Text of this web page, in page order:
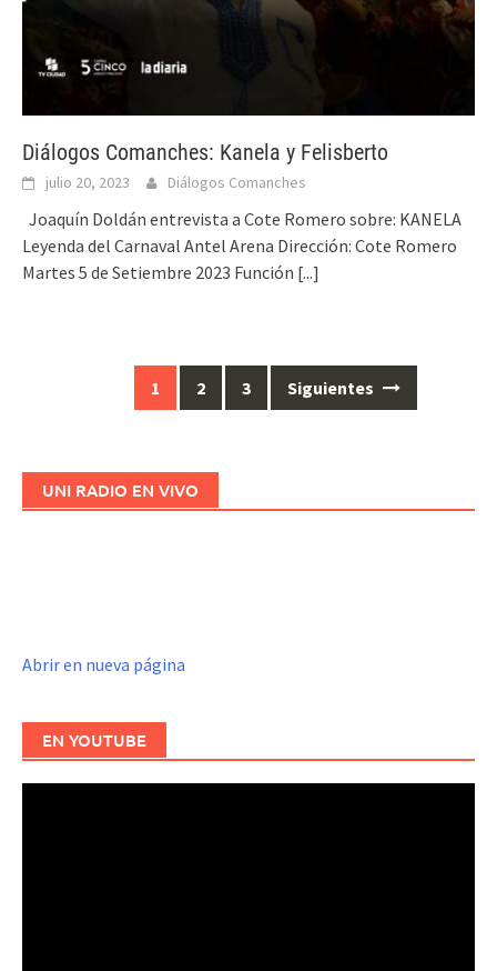
Diálogos Comanches: Kanela y Felisberto
julio 20, 2023 Diálogos Comanches
Joaquín Doldán entrevista a Cote Romero sobre: KANELA
Leyenda del Carnaval Antel Arena Dirección: Cote Romero
Martes 5 de Setiembre 2023 Función [...]
entradas
1 2 3 Siguientes
UNI RADIO EN VIVO
Abrir en nueva página
EN YOUTUBE